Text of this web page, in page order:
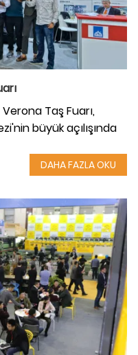
Taş Fuarı,
büyük açılışında
DAHA FAZLA OKU